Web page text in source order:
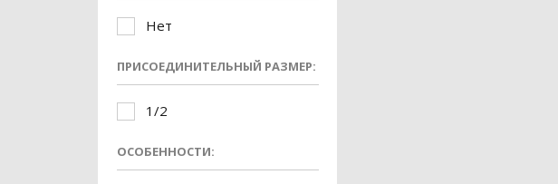
Нет
ПРИСОЕДИНИТЕЛЬНЫЙ РАЗМЕР:
1/2
ОСОБЕННОСТИ: